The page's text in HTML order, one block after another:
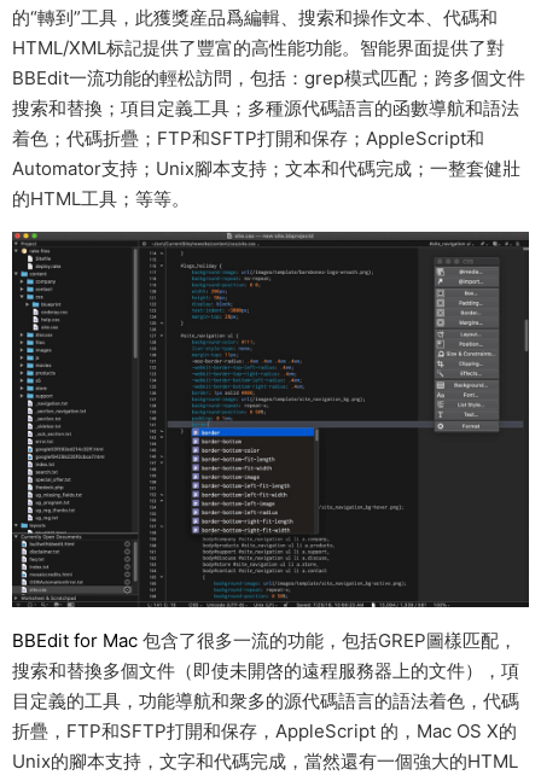
的“轉到”工具，此獲獎産品爲編輯、搜索和操作文本、代碼和
HTML/XML标記提供了豐富的高性能功能。智能界面提供了對
BBEdit一流功能的輕松訪問，包括：grep模式匹配；跨多個文件
搜索和替換；項目定義工具；多種源代碼語言的函數導航和語法
着色；代碼折疊；FTP和SFTP打開和保存；AppleScript和
Automator支持；Unix腳本支持；文本和代碼完成；一整套健壯
的HTML工具；等等。
BBEdit for Mac 包含了很多一流的功能，包括GREP圖樣匹配，
搜索和替換多個文件（即使未開啓的遠程服務器上的文件），項
目定義的工具，功能導航和衆多的源代碼語言的語法着色，代碼
折疊，FTP和SFTP打開和保存，AppleScript 的，Mac OS X的
Unix的腳本支持，文字和代碼完成，當然還有一個強大的HTML